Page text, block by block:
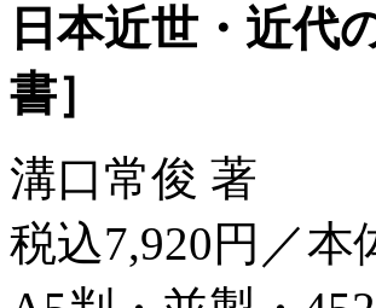
日本近世・近代
書］
溝口常俊 著
税込7,920円／本